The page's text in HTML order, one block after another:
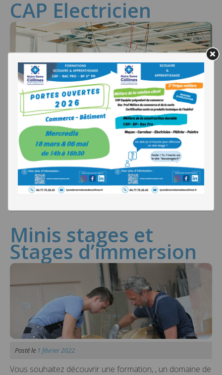
CAP Electricien
Posté le3 février 2022
Ouverture en septembre 2023 d’un CAP électricien 2ème
année sous statut scolaire contactez nous :
lycee@notredamedescollines.fr ou au 04 77 75 01 78
Posted inNon classé En lire plus
Minis stages et
Stages d’immersion
Posté le 1 février 2022
Vous souhaitez découvrir une formation, , un domaine de